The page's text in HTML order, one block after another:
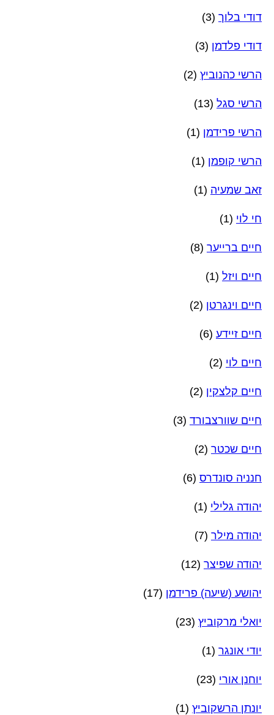
דודי בלוך (3)
דודי פלדמן (3)
הרשי כהנוביץ (2)
הרשי סגל (13)
הרשי פרידמן (1)
הרשי קופמן (1)
זאב שמעיה (1)
חי לוי (1)
חיים ברייער (8)
חיים ויזל (1)
חיים וינגרטן (2)
חיים זיידע (6)
חיים לוי (2)
חיים קלצקין (2)
חיים שוורצבורד (3)
חיים שכטר (2)
חנניה סונדרס (6)
יהודה גלילי (1)
יהודה מילר (7)
יהודה שפיצר (12)
יהושע (שיעה) פרידמן (17)
יואלי מרקוביץ (23)
יודי אונגר (1)
יוחנן אורי (23)
יונתן הרשקוביץ (1)